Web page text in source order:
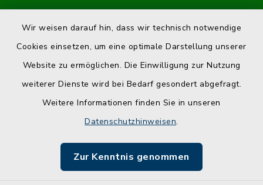
Wir weisen darauf hin, dass wir technisch notwendige
Cookies einsetzen, um eine optimale Darstellung unserer
Website zu ermöglichen. Die Einwilligung zur Nutzung
weiterer Dienste wird bei Bedarf gesondert abgefragt.
Weitere Informationen finden Sie in unseren
Datenschutzhinweisen.
Zur Kenntnis genommen
Datenschutz
Impressum
Sitemap
Cookie-Einstellungen